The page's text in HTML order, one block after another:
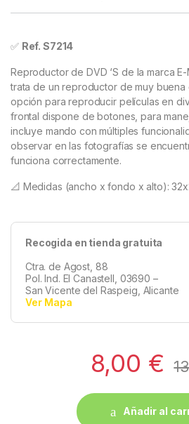
✅ Ref. S7214
Reproductor de DVD ‘S de la marca
trata de un reproductor de muy
opción para reproducir películas en
frontal dispone de botones, para
incluye mando con múltiples
observar en las fotografías se
funciona correctamente.
📐 Medidas (ancho x fondo x alto):
Recogida en tienda gratuita
Ctra. de Agost, 88
Pol. Ind. El Canastell, 03690 –
San Vicente del Raspeig, Alicante
Ver Mapa
8,00 €
Añadir al